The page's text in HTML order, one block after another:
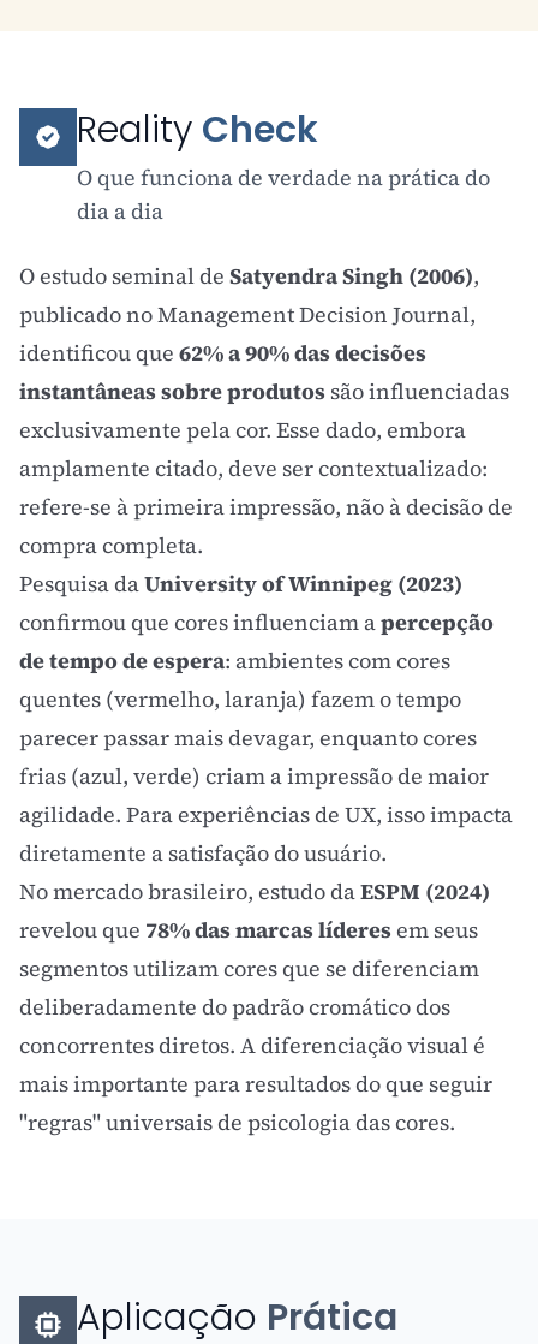
Reality Check
O que funciona de verdade na prática do
dia a dia
O estudo seminal de Satyendra Singh (2006),
publicado no Management Decision Journal,
identificou que 62% a 90% das decisões
instantâneas sobre produtos são influenciadas
exclusivamente pela cor. Esse dado, embora
amplamente citado, deve ser contextualizado:
refere-se à primeira impressão, não à decisão de
compra completa.
Pesquisa daUniversity of Winnipeg (2023)
confirmou que cores influenciam apercepção
de tempo de espera: ambientes com cores
quentes (vermelho, laranja) fazem o tempo
parecer passar mais devagar, enquanto cores
frias (azul, verde) criam a impressão de maior
agilidade. Para experiências de UX, isso impacta
diretamente a satisfação do usuário.
No mercado brasileiro, estudo daESPM (2024)
revelou que 78% das marcas líderes em seus
segmentos utilizam cores que se diferenciam
deliberadamente do padrão cromático dos
concorrentes diretos. A diferenciação visual é
mais importante para resultados do que seguir
"regras" universais de psicologia das cores.
Aplicação Prática